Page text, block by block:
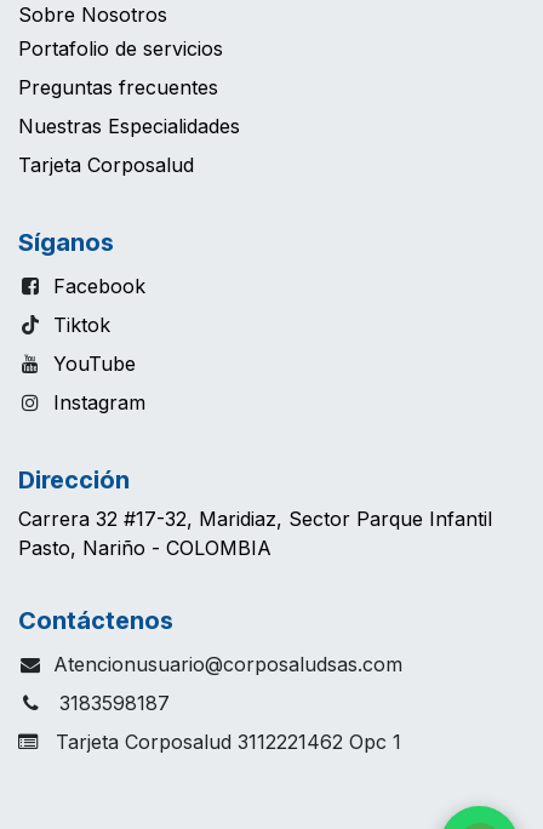
Sobre Nosotros
Portafolio de servicios
Preguntas frecuentes
Nuestras Especialidades
Tarjeta Corposalud
Síganos
Facebook
Tiktok
YouTube
Instagram
Dirección
Carrera 32 #17-32, Maridiaz, Sector Parque Infantil
Pasto, Nariño - COLOMBIA
Contáctenos
Atencionusuario@corposaludsas.com
3183598187
Tarjeta Corposalud 3112221462 Opc 1